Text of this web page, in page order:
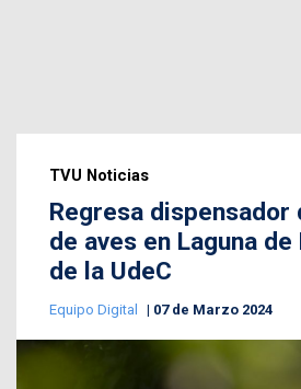
TVU Noticias
Regresa dispensador
de aves en Laguna
de la UdeC
Equipo Digital 07 de Marzo 2024